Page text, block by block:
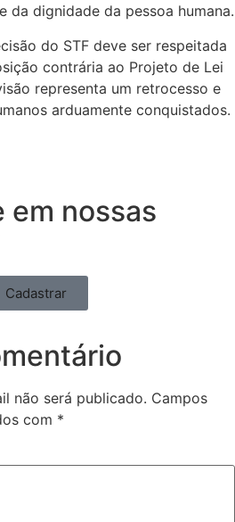
da dignidade da pessoa humana.
do STF deve ser respeitada
contrária ao Projeto de Lei
representa um retrocesso e
arduamente conquistados.
em nossas
Cadastrar
não será publicado. Campos
com *